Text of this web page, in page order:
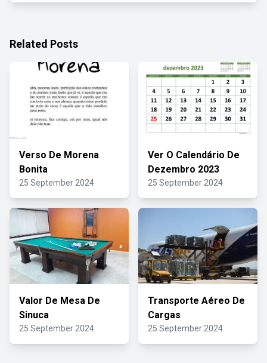
Related Posts
Verso De Morena
Bonita
25 September 2024
Ver O Calendário De
Dezembro 2023
25 September 2024
Valor De Mesa De
Sinuca
25 September 2024
Transporte Aéreo De
Cargas
25 September 2024